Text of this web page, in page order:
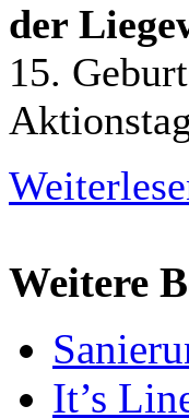
der
15.
Weitere
It’s